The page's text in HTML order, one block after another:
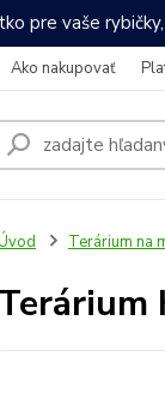
pre vaše
Ako nakupovať
Terárium na
Terárium